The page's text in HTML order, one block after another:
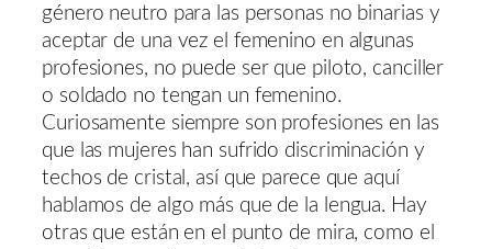
género neutro para las personas no binarias y
aceptar de una vez el femenino en algunas
profesiones, no puede ser que piloto, canciller
o soldado no tengan un femenino.
Curiosamente siempre son profesiones en las
que las mujeres han sufrido discriminación y
techos de cristal, así que parece que aquí
hablamos de algo más que de la lengua. Hay
otras que están en el punto de mira, como el